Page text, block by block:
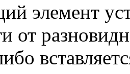
элемент
от